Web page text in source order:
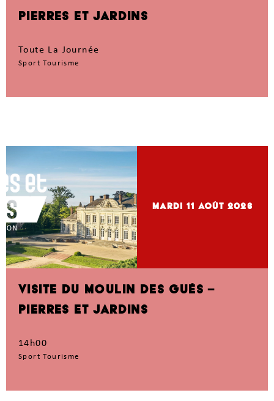
PIERRES ET JARDINS
Toute La Journée
Sport Tourisme
mardi 11 Août 2026
VISITE DU MOULIN DES GUÉS –
PIERRES ET JARDINS
14h00
Sport Tourisme